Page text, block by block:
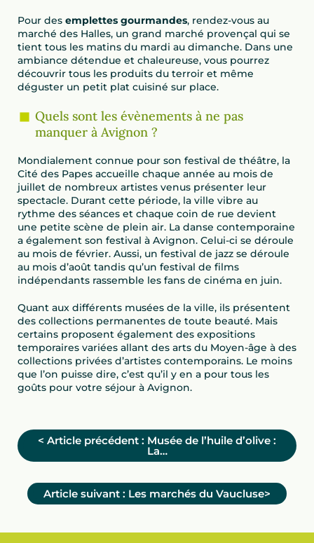
Pour des emplettes gourmandes, rendez-vous au
marché des Halles, un grand marché provençal qui se
tient tous les matins du mardi au dimanche. Dans une
ambiance détendue et chaleureuse, vous pourrez
découvrir tous les produits du terroir et même
déguster un petit plat cuisiné sur place.
Quels sont les évènements à ne pas
manquer à Avignon ?
Mondialement connue pour son festival de théâtre, la
Cité des Papes accueille chaque année au mois de
juillet de nombreux artistes venus présenter leur
spectacle. Durant cette période, la ville vibre au
rythme des séances et chaque coin de rue devient
une petite scène de plein air. La danse contemporaine
a également son festival à Avignon. Celui-ci se déroule
au mois de février. Aussi, un festival de jazz se déroule
au mois d’août tandis qu’un festival de films
indépendants rassemble les fans de cinéma en juin.
Quant aux différents musées de la ville, ils présentent
des collections permanentes de toute beauté. Mais
certains proposent également des expositions
temporaires variées allant des arts du Moyen-âge à des
collections privées d’artistes contemporains. Le moins
que l’on puisse dire, c’est qu’il y en a pour tous les
goûts pour votre séjour à Avignon.
< Article précédent : Musée de l’huile d’olive :
La…
Article suivant : Les marchés du Vaucluse>